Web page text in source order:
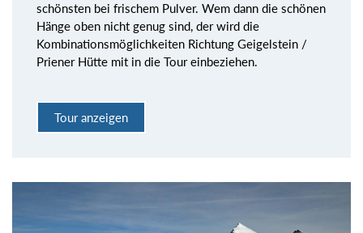
schönsten bei frischem Pulver. Wem dann die schönen
Hänge oben nicht genug sind, der wird die
Kombinationsmöglichkeiten Richtung Geigelstein /
Priener Hütte mit in die Tour einbeziehen.
Tour anzeigen